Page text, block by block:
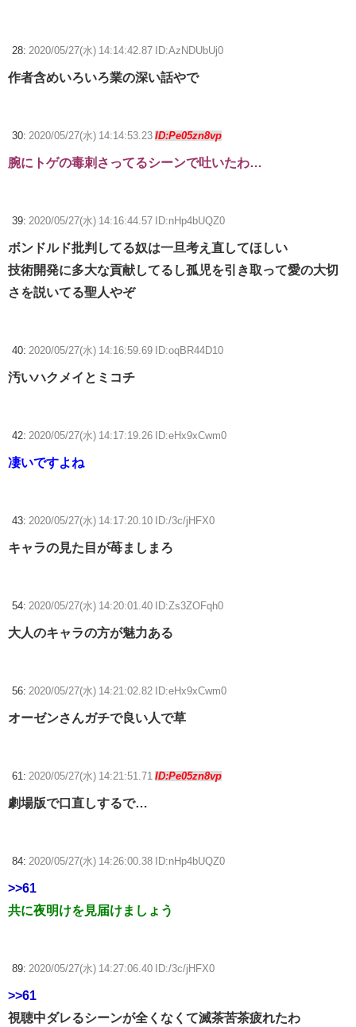
28: 2020/05/27(水) 14:14:42.87 ID:AzNDUbUj0
作者含めいろいろ業の深い話やで
30: 2020/05/27(水) 14:14:53.23 ID:Pe05zn8vp
腕にトゲの毒刺さってるシーンで吐いたわ…
39: 2020/05/27(水) 14:16:44.57 ID:nHp4bUQZ0
ボンドルド批判してる奴は一旦考え直してほしい
技術開発に多大な貢献してるし孤児を引き取って愛の大切
さを説いてる聖人やぞ
40: 2020/05/27(水) 14:16:59.69 ID:oqBR44D10
汚いハクメイとミコチ
42: 2020/05/27(水) 14:17:19.26 ID:eHx9xCwm0
凄いですよね
43: 2020/05/27(水) 14:17:20.10 ID:/3c/jHFX0
キャラの見た目が苺ましまろ
54: 2020/05/27(水) 14:20:01.40 ID:Zs3ZOFqh0
大人のキャラの方が魅力ある
56: 2020/05/27(水) 14:21:02.82 ID:eHx9xCwm0
オーゼンさんガチで良い人で草
61: 2020/05/27(水) 14:21:51.71 ID:Pe05zn8vp
劇場版で口直しするで…
84: 2020/05/27(水) 14:26:00.38 ID:nHp4bUQZ0
>>61
共に夜明けを見届けましょう
89: 2020/05/27(水) 14:27:06.40 ID:/3c/jHFX0
>>61
視聴中ダレるシーンが全くなくて滅茶苦茶疲れたわ